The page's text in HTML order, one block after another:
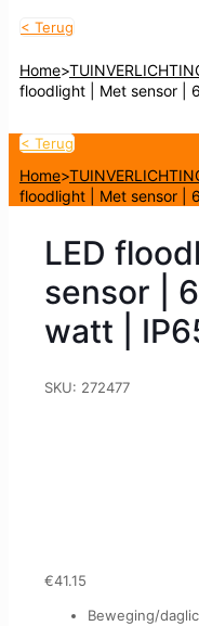
< Terug
Home>
floodlight | Met sensor |
< Terug
Home>
floodlight | Met sensor |
LED
sensor |
watt |
SKU: 272477
€41.15
Beweging/